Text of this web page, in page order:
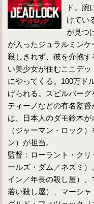
ド。腕
けてい
が見つ
が入ったジュラルミン
殺しきれず、彼を介抱
い美少女が住むここデ
にやってくる。100万ド
げられる。スピルバー
ティーノなどの有名監
は、日本人のダモ鈴木
（ジャーマン・ロック
ン）が担当。
監督：ローラント・ク
ールズ・ダム／ネズミ
イン／年長の殺し屋）
若い殺し屋）、マーシ